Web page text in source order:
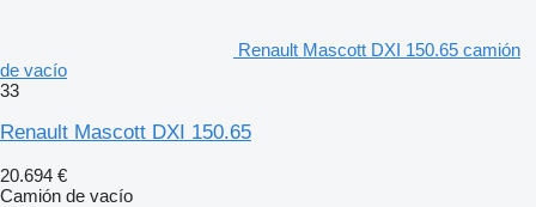
Renault Mascott DXI 150.65 camión
de vacío
33
Renault Mascott DXI 150.65
20.694 €
Camión de vacío